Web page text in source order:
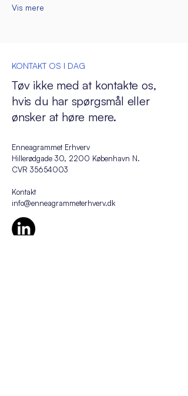
Vis mere
KONTAKT OS I DAG
Tøv ikke med at kontakte os,
hvis du har spørgsmål eller
ønsker at høre mere.
Enneagrammet Erhverv
Hillerødgade 30, 2200 København N.
CVR 35654003
Kontakt
info@enneagrammeterhverv.dk